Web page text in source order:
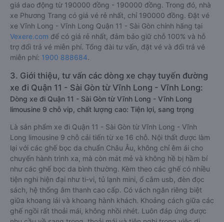
giá dao động từ 190000 đồng - 190000 đồng. Trong đó, nhà
xe Phương Trang có giá vé rẻ nhất, chỉ 190000 đồng. Đặt vé
xe Vĩnh Long - Vĩnh Long Quận 11 - Sài Gòn chính hãng tại
Vexere.com để có giá rẻ nhất, đảm bảo giữ chỗ 100% và hỗ
trợ đổi trả vé miễn phí. Tổng đài tư vấn, đặt vé và đổi trả vé
miễn phí: 1900 888684.
3. Giới thiệu, tư vấn các dòng xe chạy tuyến đường
xe đi Quận 11 - Sài Gòn từ Vĩnh Long - Vĩnh Long:
Dòng xe đi Quận 11 - Sài Gòn từ Vĩnh Long - Vĩnh Long
limousine 9 chỗ vip, chất lượng cao: Tiện lợi, sang trọng
Là sản phẩm xe đi Quận 11 - Sài Gòn từ Vĩnh Long - Vĩnh
Long limousine 9 chỗ cải tiến từ xe 16 chỗ. Nội thất được làm
lại với các ghế bọc da chuẩn Châu Âu, không chỉ êm ái cho
chuyến hành trình xa, mà còn mát mẻ và không hề bị hầm bí
như các ghế bọc da bình thường. Kèm theo các ghế có nhiều
tiện nghi hiện đại như ti-vi, tủ lạnh mini, ổ cắm usb, đèn đọc
sách, hệ thống âm thanh cao cấp. Có vách ngăn riêng biệt
giữa khoang lái và khoang hành khách. Khoảng cách giữa các
ghế ngồi rất thoải mái, không nhồi nhét. Luôn đáp ứng được